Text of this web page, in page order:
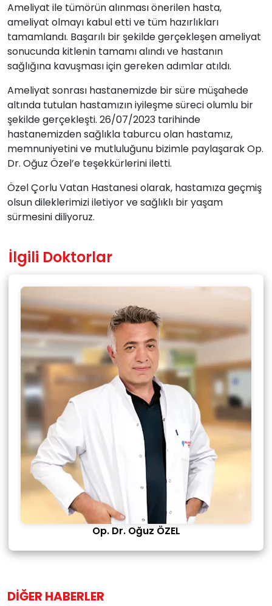
Ameliyat ile tümörün alınması önerilen hasta,
ameliyat olmayı kabul etti ve tüm hazırlıkları
tamamlandı. Başarılı bir şekilde gerçekleşen ameliyat
sonucunda kitlenin tamamı alındı ve hastanın
sağlığına kavuşması için gereken adımlar atıldı.
Ameliyat sonrası hastanemizde bir süre müşahede
altında tutulan hastamızın iyileşme süreci olumlu bir
şekilde gerçekleşti. 26/07/2023 tarihinde
hastanemizden sağlıkla taburcu olan hastamız,
memnuniyetini ve mutluluğunu bizimle paylaşarak Op.
Dr. Oğuz Özel’e teşekkürlerini iletti.
Özel Çorlu Vatan Hastanesi olarak, hastamıza geçmiş
olsun dileklerimizi iletiyor ve sağlıklı bir yaşam
sürmesini diliyoruz.
İlgili Doktorlar
Op. Dr. Oğuz ÖZEL
DIĞER HABERLER